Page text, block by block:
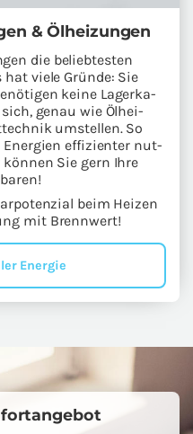
& Öl­hei­zun­gen
die be­lieb­tes­ten
hat viele Grün­de: Sie
keine La­ger­ka­
genau wie Öl­hei­
um­stel­len. So
En­er­gien ef­fi­zi­en­ter nut­
Sie gern Ihre
beim Hei­zen
mit Brenn­wert!
En­er­gie